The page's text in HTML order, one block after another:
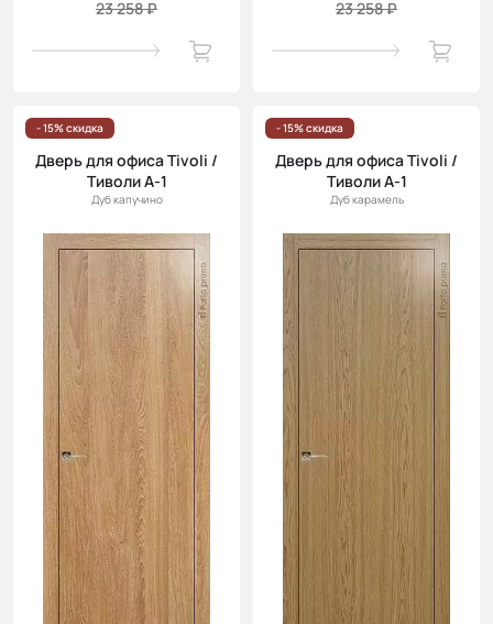
23 258 ₽ 23 258 ₽
- 15% скидка
Дверь для офиса Tivoli /
Тиволи А-1
Дуб капучино
- 15% скидка
Дверь для офиса Tivoli /
Тиволи А-1
Дуб карамель